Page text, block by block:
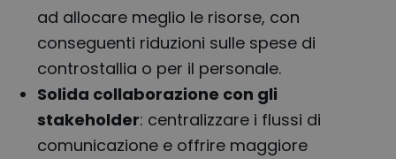
ad allocare meglio le risorse, con
conseguenti riduzioni sulle spese di
controstallia o per il personale.
Solida collaborazione con gli
stakeholder: centralizzare i flussi di
comunicazione e offrire maggiore